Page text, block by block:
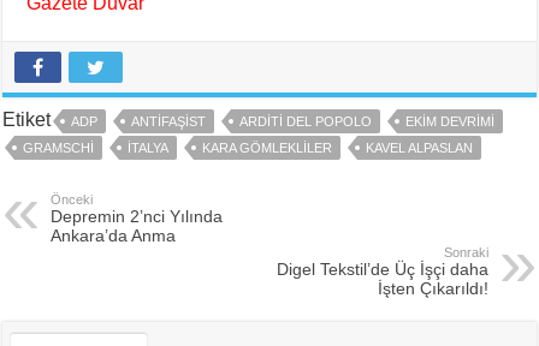
Etiket ADP ANTIFAŞIST ARDITI DEL POPOLO
EKIM DEVRIMI
GRAMSCHI
ITALYA KARA GÖMLEKLILER KAVEL ALPASLAN
Önceki
Depremin 2’nci Yılında
Ankara’da Anma
Sonraki
Digel Tekstil’de Üç İşçi daha
İşten Çıkarıldı!